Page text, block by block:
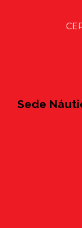
Sede